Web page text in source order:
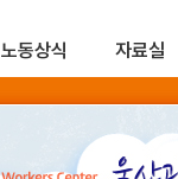
노동상식 자료실